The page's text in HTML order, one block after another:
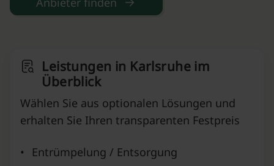
Leistungen in Karlsruhe im
Überblick
Wählen Sie aus optionalen Lösungen und
erhalten Sie Ihren transparenten Festpreis
•
Entrümpelung / Entsorgung